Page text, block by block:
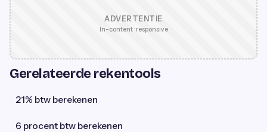
ADVERTENTIE
In-content · responsive
Gerelateerde rekentools
21% btw berekenen
6 procent btw berekenen